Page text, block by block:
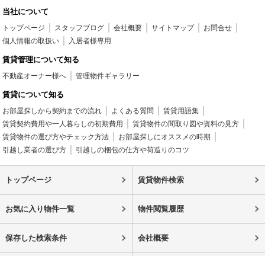
当社について
トップページ スタッフブログ 会社概要 サイトマップ
お問合せ
個人情報の取扱い
入居者様専用
賃貸管理について知る
不動産オーナー様へ 管理物件ギャラリー
賃貸について知る
お部屋探しから契約までの流れ よくある質問
賃貸用語集
賃貸契約費用や一人暮らしの初期費用
賃貸物件の間取り図や資料の見方
賃貸物件の選び方やチェック方法
お部屋探しにオススメの時期
引越し業者の選び方
引越しの梱包の仕方や荷造りのコツ
トップページ 賃貸物件検索
お気に入り物件一覧 物件閲覧履歴
保存した検索条件 会社概要